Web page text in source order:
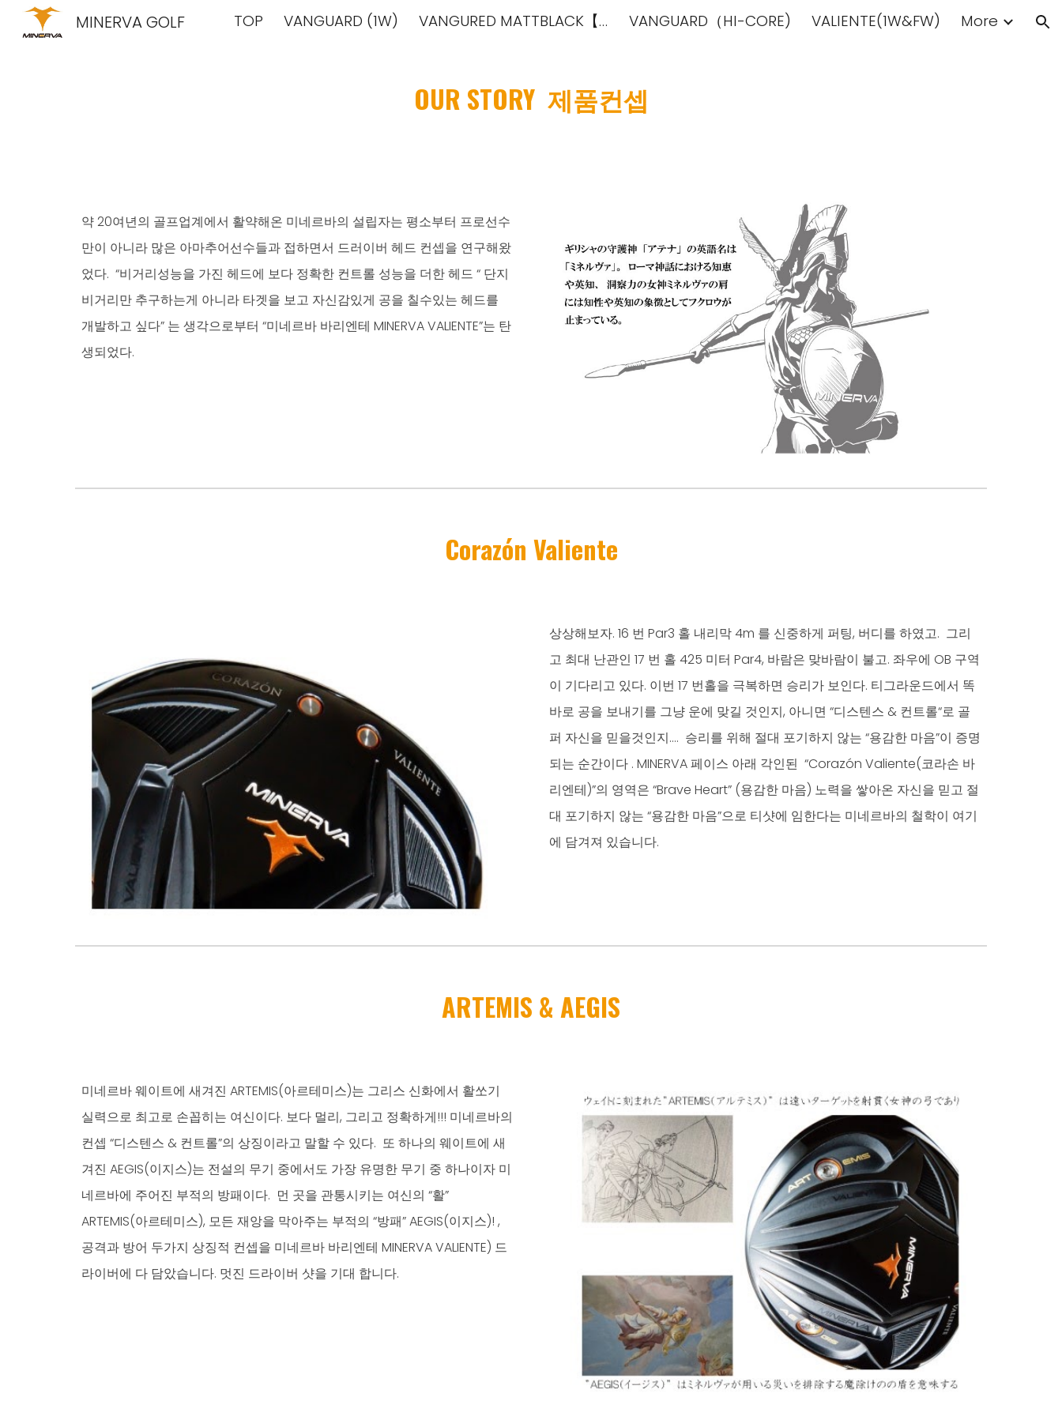
Skip to main content Skip to navigation
MINERVA GOLF TOP VANGUARD (1W) VANGURED MATTBLACK【NEW】 VANGUARD（HI-CORE) VALIENTE(1W&FW) More
OUR STORY 제품컨셉
약 20여년의 골프업계에서 활약해온 미네르바의 설립자는 평소부터 프로선수
만이 아니라 많은 아마추어선수들과 접하면서 드러이버 헤드 컨셉을 연구해왔
었다. “비거리성능을 가진 헤드에 보다 정확한 컨트롤 성능을 더한 헤드 “ 단지
비거리만 추구하는게 아니라 타겟을 보고 자신감있게 공을 칠수있는 헤드를
개발하고 싶다” 는 생각으로부터 “미네르바 바리엔테 MINERVA VALIENTE”는 탄
생되었다.
Corazón Valiente
상상해보자. 16 번 Par3 홀 내리막 4m 를 신중하게 퍼팅, 버디를 하였고. 그리
고 최대 난관인 17 번 홀 425 미터 Par4, 바람은 맞바람이 불고. 좌우에 OB 구역
이 기다리고 있다. 이번 17 번홀을 극복하면 승리가 보인다. 티그라운드에서 똑
바로 공을 보내기를 그냥 운에 맞길 것인지, 아니면 “디스텐스 & 컨트롤“로 골
퍼 자신을 믿을것인지.… 승리를 위해 절대 포기하지 않는 “용감한 마음”이 증명
되는 순간이다 . MINERVA 페이스 아래 각인된 “Corazón Valiente(코라손 바
리엔테)”의 영역은 “Brave Heart” (용감한 마음) 노력을 쌓아온 자신을 믿고 절
대 포기하지 않는 “용감한 마음”으로 티샷에 임한다는 미네르바의 철학이 여기
에 담겨져 있습니다.
ARTEMIS & AEGIS
미네르바 웨이트에 새겨진 ARTEMIS(아르테미스)는 그리스 신화에서 활쏘기
실력으로 최고로 손꼽히는 여신이다. 보다 멀리, 그리고 정확하게!!! 미네르바의
컨셉 “디스텐스 & 컨트롤”의 상징이라고 말할 수 있다. 또 하나의 웨이트에 새
겨진 AEGIS(이지스)는 전설의 무기 중에서도 가장 유명한 무기 중 하나이자 미
네르바에 주어진 부적의 방패이다. 먼 곳을 관통시키는 여신의 “활”
ARTEMIS(아르테미스), 모든 재앙을 막아주는 부적의 “방패” AEGIS(이지스)! ,
공격과 방어 두가지 상징적 컨셉을 미네르바 바리엔테 MINERVA VALIENTE) 드
라이버에 다 담았습니다. 멋진 드라이버 샷을 기대 합니다.